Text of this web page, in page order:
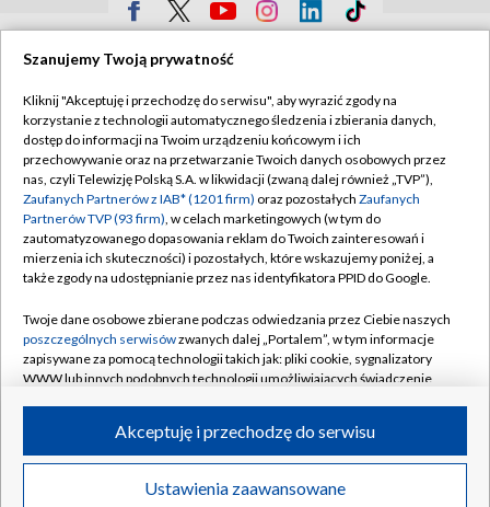
Transmisje Wideo
Sklep TVP
Biuro Reklamy
Oferta Handlowa
Telegazeta ogłoszenia
Emisja w TVP
Ogłoszenia przetargowe
Akademia Telewizyjna
Centrum informacji TVP
System NOS
Polityka prywatności
Moje zgody
Biuro reklamy
Kontakt
©2026 Telewizja Polska Spółka Akcyjna w likwidacji
Szanujemy Twoją prywatność
Kliknij "Akceptuję i przechodzę do serwisu", aby wyrazić zgody na
korzystanie z technologii automatycznego śledzenia i zbierania danych,
dostęp do informacji na Twoim urządzeniu końcowym i ich
przechowywanie oraz na przetwarzanie Twoich danych osobowych przez
nas, czyli Telewizję Polską S.A. w likwidacji (zwaną dalej również „TVP”),
Zaufanych Partnerów z IAB* (1201 firm) oraz pozostałych Zaufanych
Partnerów TVP (93 firm), w celach marketingowych (w tym do
zautomatyzowanego dopasowania reklam do Twoich zainteresowań i
mierzenia ich skuteczności) i pozostałych, które wskazujemy poniżej, a
także zgody na udostępnianie przez nas identyfikatora PPID do Google.
Twoje dane osobowe zbierane podczas odwiedzania przez Ciebie naszych
poszczególnych serwisówzwanych dalej „Portalem”, w tym informacje
zapisywane za pomocą technologii takich jak: pliki cookie, sygnalizatory
WWW lub innych podobnych technologii umożliwiających świadczenie
ruchu w Internecie.
Twoje dane osobowe zbierane podczas odwiedzania przez Ciebie
poszczególnych serwisówna Portalu, takie jak adresy IP, identyfikatory
Ustawienia zaawansowane
Akceptuję i przechodzę do serwisu